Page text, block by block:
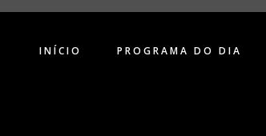
INÍCIO PROGRAMA DO DIA